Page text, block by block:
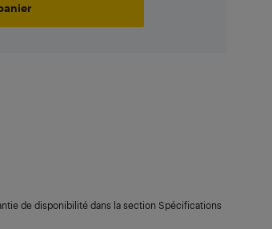
de disponibilité dans la section Spécifications